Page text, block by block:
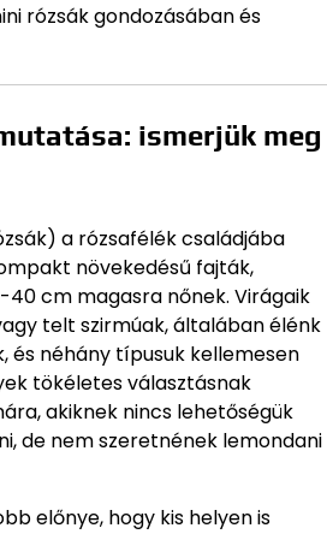
rózsák gondozásában és
ismerjük meg
a rózsafélék családjába
növekedésű fajták,
40 cm magasra nőnek. Virágaik
telt szirmúak, általában élénk
és néhány típusuk kellemesen
tökéletes választásnak
akiknek nincs lehetőségük
de nem szeretnének lemondani
előnye, hogy kis helyen is